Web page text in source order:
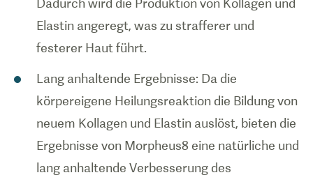
Dadurch wird die Produktion von Kollagen und
Elastin angeregt, was zu strafferer und
festerer Haut führt.
Lang anhaltende Ergebnisse: Da die
körpereigene Heilungsreaktion die Bildung von
neuem Kollagen und Elastin auslöst, bieten die
Ergebnisse von Morpheus8 eine natürliche und
lang anhaltende Verbesserung des